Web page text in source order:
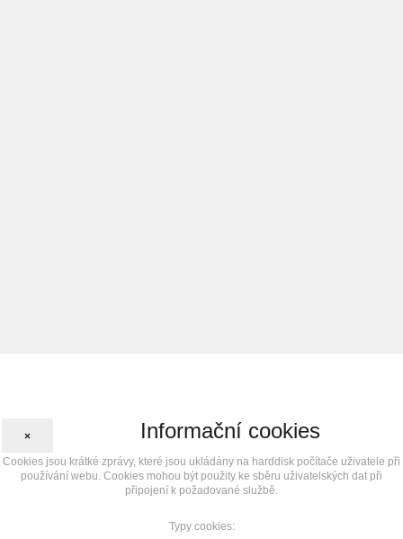
× Informační cookies
Cookies jsou krátké zprávy, které jsou ukládány na harddisk počítače uživatele při
používání webu. Cookies mohou být použity ke sběru uživatelských dat při
připojení k požadované službě.
Typy cookies: